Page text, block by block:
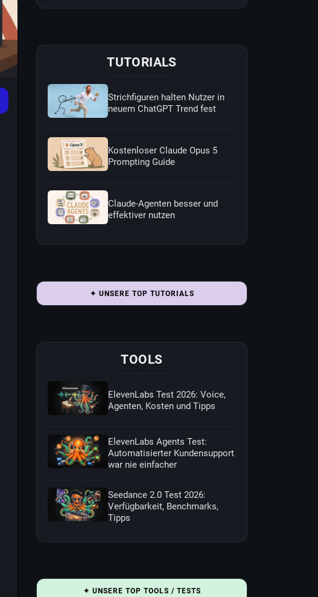
TUTORIALS
Strichfiguren halten Nutzer in
neuem ChatGPT Trend fest
Kostenloser Claude Opus 5
Prompting Guide
Claude-Agenten besser und
effektiver nutzen
✦ UNSERE TOP TUTORIALS
TOOLS
ElevenLabs Test 2026: Voice,
Agenten, Kosten und Tipps
ElevenLabs Agents Test:
Automatisierter Kundensupport
war nie einfacher
Seedance 2.0 Test 2026:
Verfügbarkeit, Benchmarks,
Tipps
✦ UNSERE TOP TOOLS / TESTS